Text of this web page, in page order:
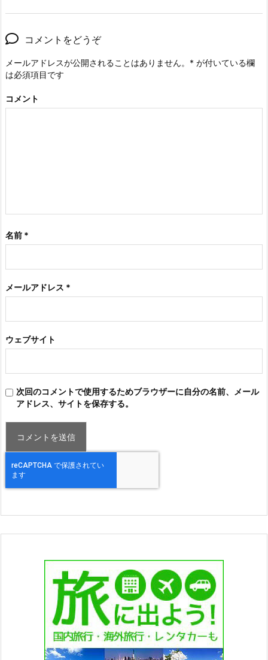
コメントをどうぞ
メールアドレスが公開されることはありません。 * が付いている欄
は必須項目です
コメント
名前 *
メールアドレス *
ウェブサイト
次回のコメントで使用するためブラウザーに自分の名前、メール
アドレス、サイトを保存する。